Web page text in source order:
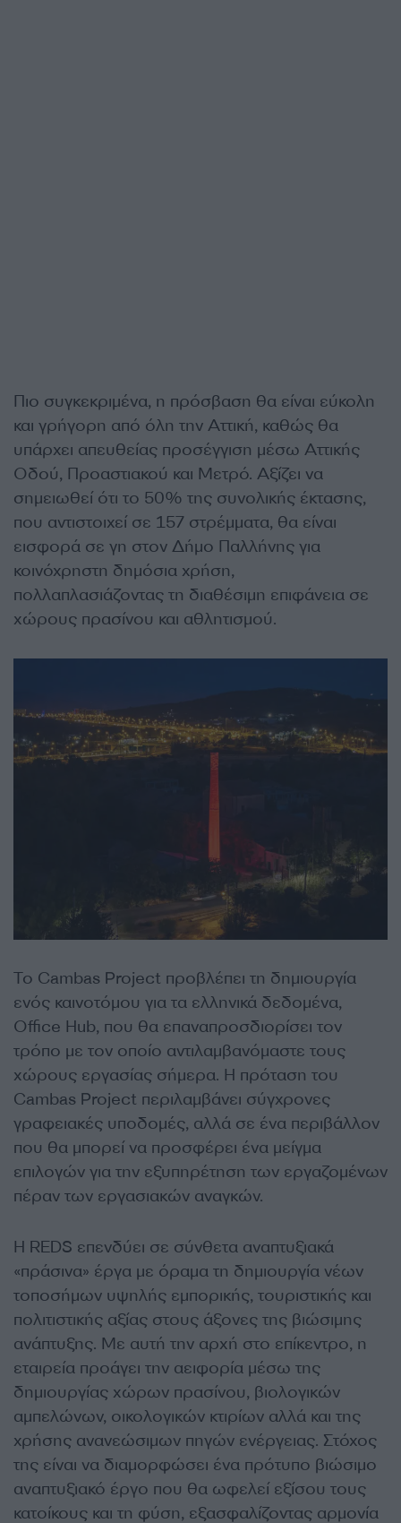
Πιο συγκεκριμένα, η πρόσβαση θα είναι εύκολη
και γρήγορη από όλη την Αττική, καθώς θα
υπάρχει απευθείας προσέγγιση μέσω Αττικής
Οδού, Προαστιακού και Μετρό. Αξίζει να
σημειωθεί ότι το 50% της συνολικής έκτασης,
που αντιστοιχεί σε 157 στρέμματα, θα είναι
εισφορά σε γη στον Δήμο Παλλήνης για
κοινόχρηστη δημόσια χρήση,
πολλαπλασιάζοντας τη διαθέσιμη επιφάνεια σε
χώρους πρασίνου και αθλητισμού.
Το Cambas Project προβλέπει τη δημιουργία
ενός καινοτόμου για τα ελληνικά δεδομένα,
Office Ηub, που θα επαναπροσδιορίσει τον
τρόπο με τον οποίο αντιλαμβανόμαστε τους
χώρους εργασίας σήμερα. Η πρόταση του
Cambas Project περιλαμβάνει σύγχρονες
γραφειακές υποδομές, αλλά σε ένα περιβάλλον
που θα μπορεί να προσφέρει ένα μείγμα
επιλογών για την εξυπηρέτηση των εργαζομένων
πέραν των εργασιακών αναγκών.
Η REDS επενδύει σε σύνθετα αναπτυξιακά
«πράσινα» έργα με όραμα τη δημιουργία νέων
τοποσήμων υψηλής εμπορικής, τουριστικής και
πολιτιστικής αξίας στους άξονες της βιώσιμης
ανάπτυξης. Με αυτή την αρχή στο επίκεντρο, η
εταιρεία προάγει την αειφορία μέσω της
δημιουργίας χώρων πρασίνου, βιολογικών
αμπελώνων, οικολογικών κτιρίων αλλά και της
χρήσης ανανεώσιμων πηγών ενέργειας. Στόχος
της είναι να διαμορφώσει ένα πρότυπο βιώσιμο
αναπτυξιακό έργο που θα ωφελεί εξίσου τους
κατοίκους και τη φύση, εξασφαλίζοντας αρμονία